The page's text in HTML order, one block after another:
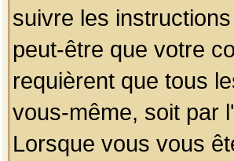
suivre les
peut-être que votre
requièrent que tous
vous-même, soit par
Lorsque vous vous